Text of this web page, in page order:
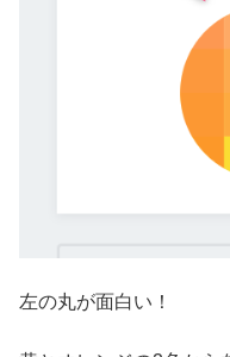
左の丸が面白い！